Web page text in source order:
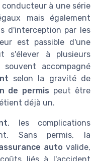
conducteur à une série
mais également
d'interception par les
est passible d'une
s'élever à plusieurs
accompagné
selon la gravité de
de permis peut être
déjà un.
, les complications
Sans permis, la
auto valide,